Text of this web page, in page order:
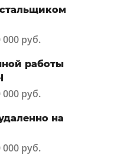
000 руб.
работы
000 руб.
на
000 руб.